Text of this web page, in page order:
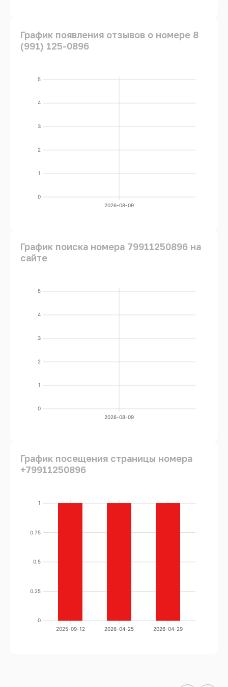
График появления отзывов о номере 8
(991) 125-0896
0
1
2
3
4
5
2026-08-09
График поиска номера 79911250896 на
сайте
0
1
2
3
4
5
2026-08-09
График посещения страницы номера
+79911250896
0
0.25
0.5
0.75
1
2025-09-12 2026-04-25 2026-04-29